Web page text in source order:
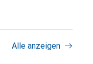
Alle anzeigen